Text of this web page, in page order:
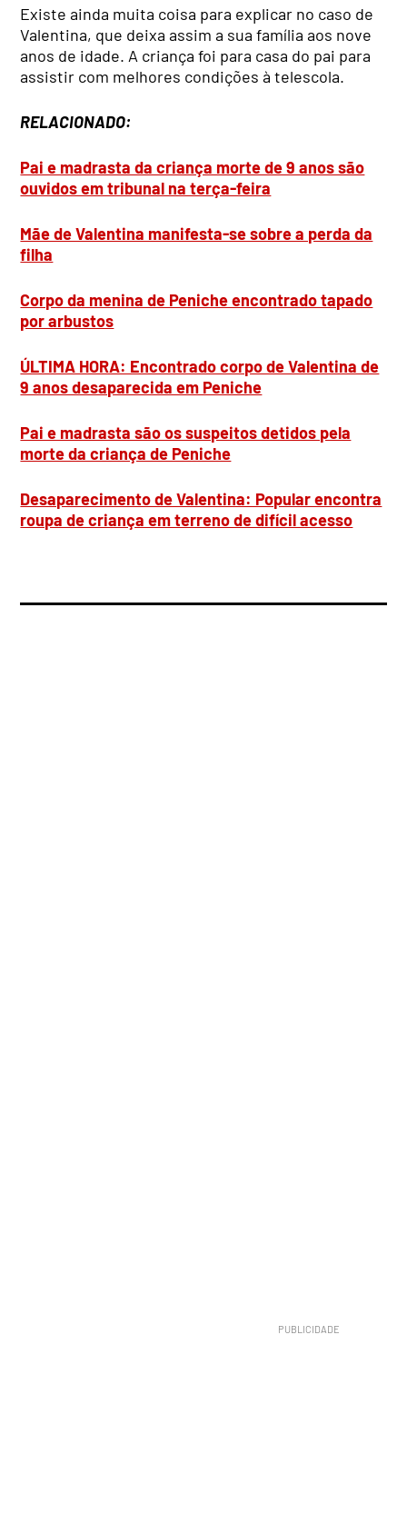
Existe ainda muita coisa para explicar no caso de
Valentina, que deixa assim a sua família aos nove
anos de idade. A criança foi para casa do pai para
assistir com melhores condições à telescola.
RELACIONADO:
Pai e madrasta da criança morte de 9 anos são
ouvidos em tribunal na terça-feira
Mãe de Valentina manifesta-se sobre a perda da
filha
Corpo da menina de Peniche encontrado tapado
por arbustos
ÚLTIMA HORA: Encontrado corpo de Valentina de
9 anos desaparecida em Peniche
Pai e madrasta são os suspeitos detidos pela
morte da criança de Peniche
Desaparecimento de Valentina: Popular encontra
roupa de criança em terreno de difícil acesso